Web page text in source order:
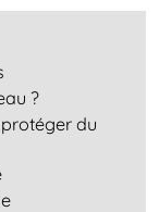
?
du